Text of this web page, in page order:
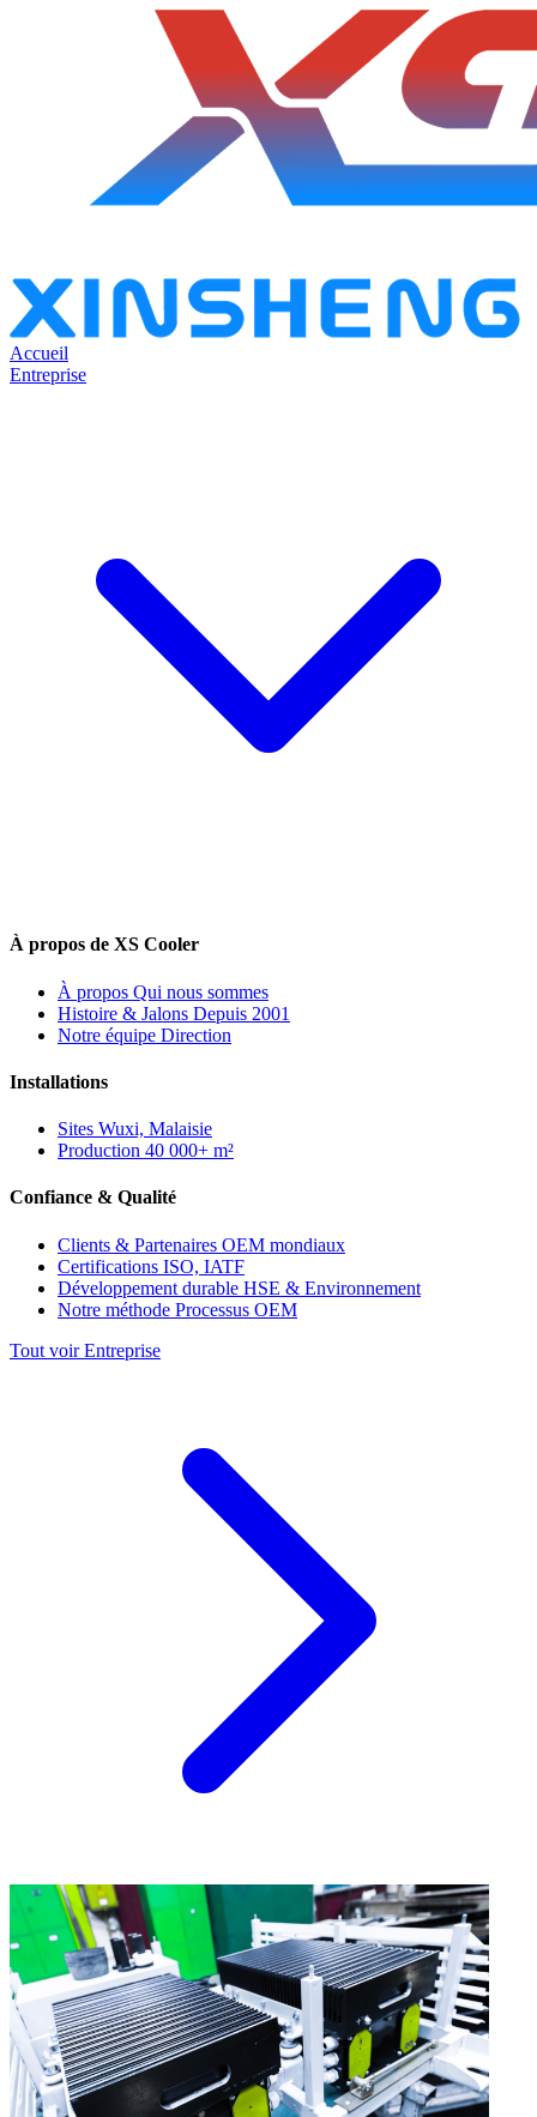
Accueil
Entreprise
À propos de XS Cooler
À propos Qui nous sommes
Histoire & Jalons Depuis 2001
Notre équipe Direction
Installations
Sites Wuxi, Malaisie
Production 40 000+ m²
Confiance & Qualité
Clients & Partenaires OEM mondiaux
Certifications ISO, IATF
Développement durable HSE & Environnement
Notre méthode Processus OEM
Tout voir Entreprise